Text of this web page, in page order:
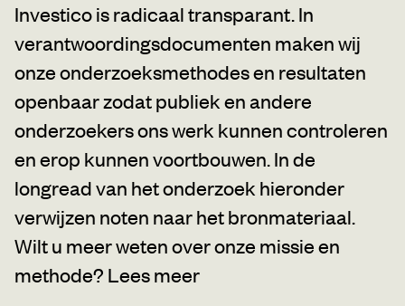
Investico is radicaal transparant. In
verantwoordingsdocumenten maken wij
onze onderzoeksmethodes en resultaten
openbaar zodat publiek en andere
onderzoekers ons werk kunnen controleren
en erop kunnen voortbouwen. In de
longread van het onderzoek hieronder
verwijzen noten naar het bronmateriaal.
Wilt u meer weten over onze missie en
methode? Lees meer